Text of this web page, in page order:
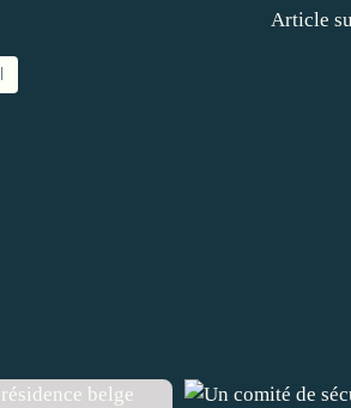
Article